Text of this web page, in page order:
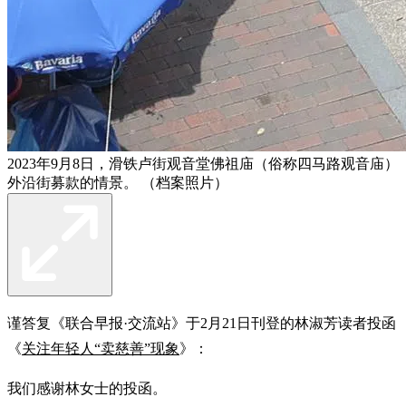
2023年9月8日，滑铁卢街观音堂佛祖庙（俗称四马路观音庙）
外沿街募款的情景。 （档案照片）
谨答复《联合早报·交流站》于2月21日刊登的林淑芳读者投函
《关注年轻人“卖慈善”现象》：
我们感谢林女士的投函。